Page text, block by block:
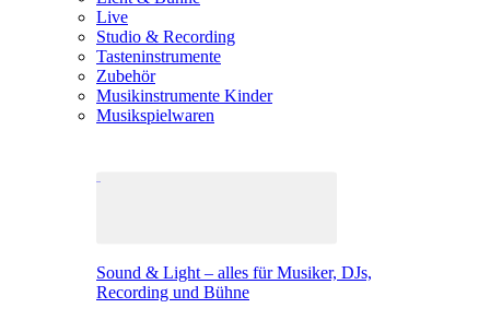
Live
Studio & Recording
Tasteninstrumente
Zubehör
Musikinstrumente Kinder
Musikspielwaren
Sound & Light – alles für Musiker, DJs,
Recording und Bühne